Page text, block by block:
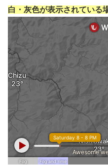
白・灰色が表示されている